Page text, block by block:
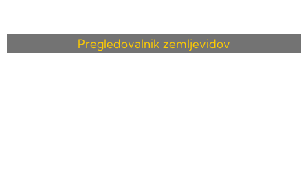
Pregledovalnik zemljevidov